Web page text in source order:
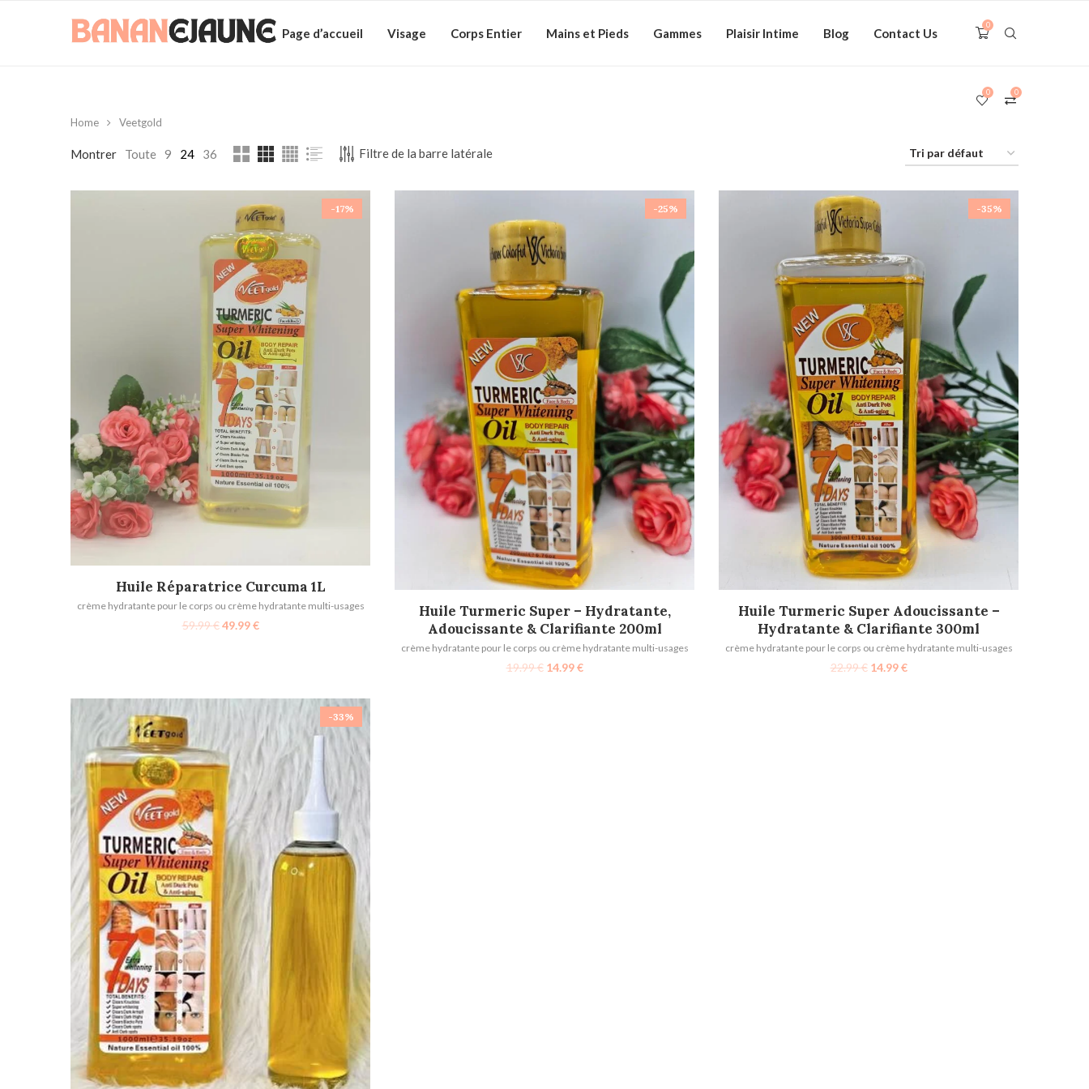
Page d’accueil Visage Corps Entier Mains et Pieds Gammes Plaisir Intime Blog Contact Us
0
0
0
Home Veetgold
Montrer Toute 9 24 36 Filtre de la barre latérale
-17%
AJOUTER AU PANIER
Huile Réparatrice Curcuma 1L
crème hydratante pour le corps ou crème hydratante multi-usages
59.99€ 49.99€
-25%
AJOUTER AU PANIER
Huile Turmeric Super – Hydratante,
Adoucissante & Clarifiante 200ml
crème hydratante pour le corps ou crème hydratante multi-usages
19.99€ 14.99€
-35%
AJOUTER AU PANIER
Huile Turmeric Super Adoucissante –
Hydratante & Clarifiante 300ml
crème hydratante pour le corps ou crème hydratante multi-usages
22.99€ 14.99€
-33%